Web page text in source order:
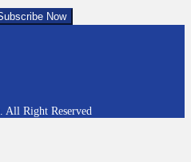
All Right Reserved